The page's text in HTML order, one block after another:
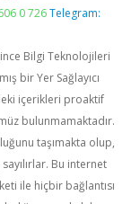
0 726 Telegram:
Bilgi Teknolojileri
bir Yer Sağlayıcı
içerikleri proaktif
bulunmamaktadır.
taşımakta olup,
Bu internet
ile hiçbir bağlantısı